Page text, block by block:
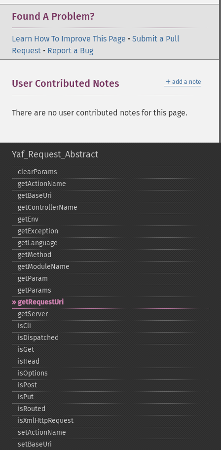
Found A Problem?
Learn How To Improve This Page • Submit a Pull
Request • Report a Bug
＋ add a note
User Contributed Notes
There are no user contributed notes for this page.
Yaf_Request_Abstract
clearParams
getActionName
getBaseUri
getControllerName
getEnv
getException
getLanguage
getMethod
getModuleName
getParam
getParams
getRequestUri
getServer
isCli
isDispatched
isGet
isHead
isOptions
isPost
isPut
isRouted
isXmlHttpRequest
setActionName
setBaseUri